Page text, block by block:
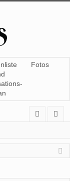
Fotos
m
el
de
ist
rie
re